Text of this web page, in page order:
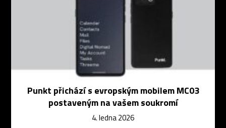
Punkt přichází s evropským mobilem MC03
postaveným na vašem soukromí
4. ledna 2026